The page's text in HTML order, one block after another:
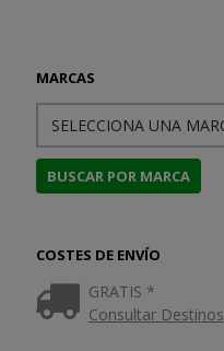
MARCAS
COSTES DE ENVÍO
GRATIS *
Consultar Destinos